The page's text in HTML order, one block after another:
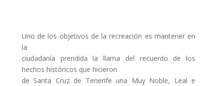
Uno de los objetivos de la recreación es mantener en
la
ciudadanía prendida la llama del recuerdo de los
hechos históricos que hicieron
de Santa Cruz de Tenerife una Muy Noble, Leal e